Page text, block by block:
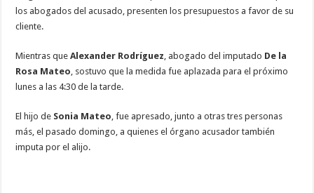
los abogados del acusado, presenten los presupuestos a favor de su
cliente.
Mientras queAlexander Rodríguez, abogado del imputado De la
Rosa Mateo, sostuvo que la medida fue aplazada para el próximo
lunes a las 4:30 de la tarde.
El hijo de Sonia Mateo, fue apresado, junto a otras tres personas
más, el pasado domingo, a quienes el órgano acusador también
imputa por el alijo.